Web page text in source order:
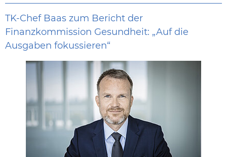
TK-Chef Baas zum Bericht der
Finanzkommission Gesundheit: „Auf die
Ausgaben fokussieren“